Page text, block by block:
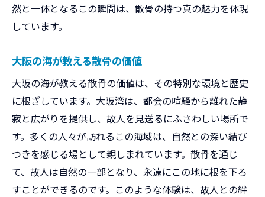
然と一体となるこの瞬間は、散骨の持つ真の魅力を体現
しています。
大阪の海が教える散骨の価値
大阪の海が教える散骨の価値は、その特別な環境と歴史
に根ざしています。大阪湾は、都会の喧騒から離れた静
寂と広がりを提供し、故人を見送るにふさわしい場所で
す。多くの人々が訪れるこの海域は、自然との深い結び
つきを感じる場として親しまれています。散骨を通じ
て、故人は自然の一部となり、永遠にこの地に根を下ろ
すことができるのです。このような体験は、故人との絆